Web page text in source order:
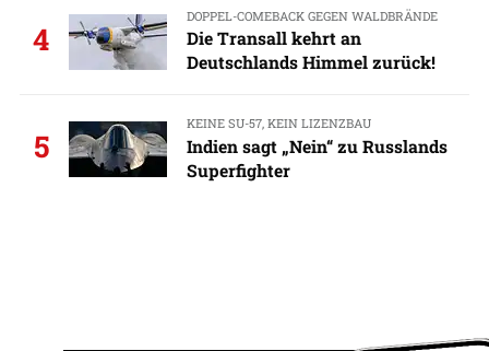
4
DOPPEL-COMEBACK GEGEN WALDBRÄNDE
Die Transall kehrt an
Deutschlands Himmel zurück!
5
KEINE SU-57, KEIN LIZENZBAU
Indien sagt „Nein“ zu Russlands
Superfighter